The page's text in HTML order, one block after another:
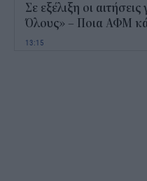
Σε εξέλιξη οι
Όλους» – Ποια ΑΦΜ
13:15